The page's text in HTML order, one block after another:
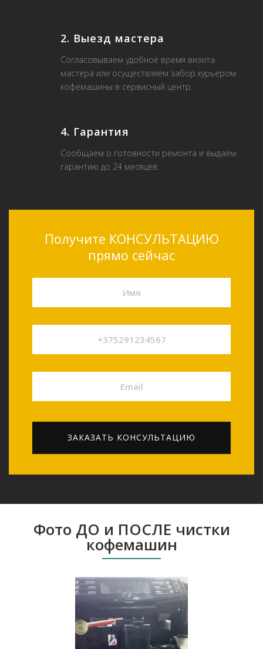
2. Выезд мастера
Согласовываем удобное время визита
мастера или осуществляем забор курьером
кофемашины в сервисный центр.
4. Гарантия
Сообщаем о готовности ремонта и выдаём
гарантию до 24 месяцев.
Получите КОНСУЛЬТАЦИЮ
прямо сейчас
Имя
+375291234567
Email
ЗАКАЗАТЬ КОНСУЛЬТАЦИЮ
Фото ДО и ПОСЛЕ чистки
кофемашин